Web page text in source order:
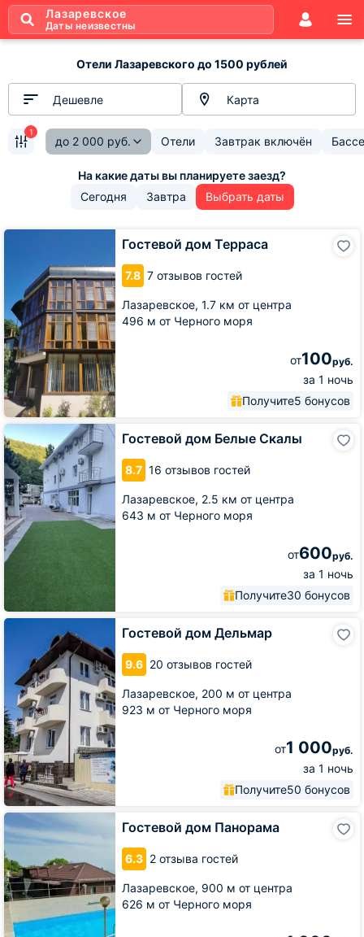
Лазаревское
Даты неизвестны
Отели Лазаревского до 1500 рублей
Дешевле Карта
до 2 000 руб. Отели Завтрак включён
1
Сегодня Завтра Выбрать даты
Гостевой дом Терраса
7.8 7 отзывов гостей
Лазаревское, 1.7 км от центра
496 м от Черного моря
от100руб.
за 1 ночь
Получите5 бонусов
Гостевой
Гостевой дом Белые Скалы
8.7 16 отзывов гостей
Лазаревское, 2.5 км от центра
643 м от Черного моря
от600руб.
за 1 ночь
Получите30 бонусов
Гостевой
дом
Белые
Скалы
Гостевой дом Дельмар
9.6 20 отзывов гостей
Лазаревское, 200 м от центра
923 м от Черного моря
от1 000руб.
за 1 ночь
Получите50 бонусов
Гостевой
Дельмар
Гостевой дом Панорама
6.3 2 отзыва гостей
Лазаревское, 900 м от центра
626 м от Черного моря
Гостевой
дом
Панорама